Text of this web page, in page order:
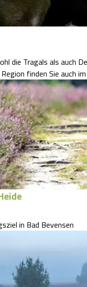
die Tragals als auch
finden Sie auch
in Bad Bevensen